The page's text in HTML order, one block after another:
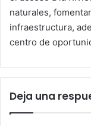
naturales,
infraestructura,
centro de
Deja una